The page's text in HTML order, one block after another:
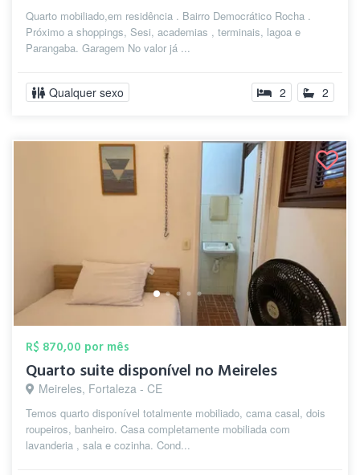
Quarto mobiliado,em residência . Bairro Democrático Rocha .
Próximo a shoppings, Sesi, academias , terminais, lagoa e
Parangaba. Garagem No valor já ...
Qualquer sexo 2 2
R$ 870,00 por mês
Quarto suite disponível no Meireles
Meireles, Fortaleza - CE
Temos quarto disponível totalmente mobiliado, cama casal, dois
roupeiros, banheiro. Casa completamente mobiliada com
lavanderia , sala e cozinha. Cond...